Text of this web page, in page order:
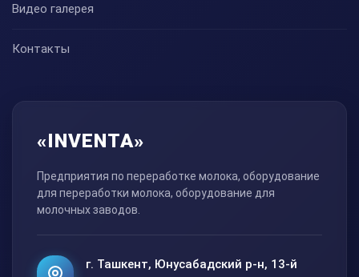
Видео галерея
Контакты
«INVENTA»
Предприятия по переработке молока, оборудование
для переработки молока, оборудование для
молочных заводов.
г. Ташкент, Юнусабадский р-н, 13-й